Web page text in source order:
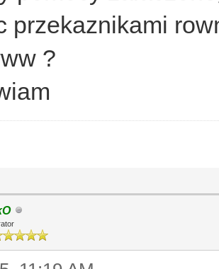
przekaznikami
?